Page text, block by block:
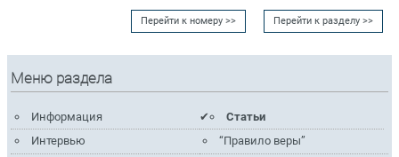
Перейти к разделу >>
Перейти к номеру >>
Меню раздела
Информация
Статьи
Интервью
“Правило веры”